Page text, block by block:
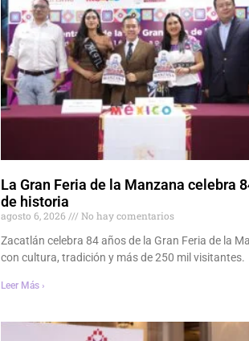
La Gran Feria de la Manzana celebra
de historia
agosto 6, 2026
No hay comentarios
Zacatlán celebra 84 años de la Gran Feria de la
con cultura, tradición y más de 250 mil visitantes.
Leer Más ›